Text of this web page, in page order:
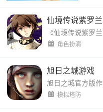
角色扮演
旭日之城游戏
模拟塔防